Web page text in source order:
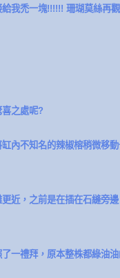
給我禿一塊!!!!!! 珊瑚莫絲再
之處呢?
內不知名的辣椒榕稍微移
近，之前是在插在石縫旁
一禮拜，原本整株都綠油